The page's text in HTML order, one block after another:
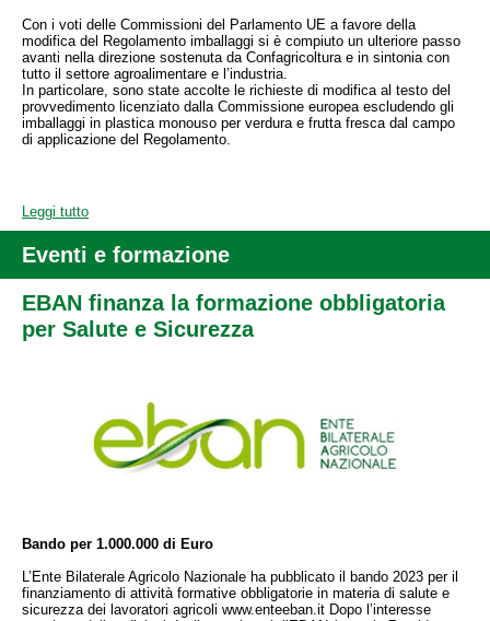
Con i voti delle Commissioni del Parlamento UE a favore della
modifica del Regolamento imballaggi si è compiuto un ulteriore passo
avanti nella direzione sostenuta da Confagricoltura e in sintonia con
tutto il settore agroalimentare e l’industria.
In particolare, sono state accolte le richieste di modifica al testo del
provvedimento licenziato dalla Commissione europea escludendo gli
imballaggi in plastica monouso per verdura e frutta fresca dal campo
di applicazione del Regolamento.
Leggi tutto
Eventi e formazione
EBAN finanza la formazione obbligatoria
per Salute e Sicurezza
Bando per 1.000.000 di Euro
L’Ente Bilaterale Agricolo Nazionale ha pubblicato il bando 2023 per il
finanziamento di attività formative obbligatorie in materia di salute e
sicurezza dei lavoratori agricoli www.enteeban.it Dopo l’interesse